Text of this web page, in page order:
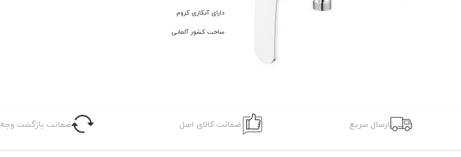
دارای آبکاری کروم
ساخت کشور آلمانی
ارسال سریع ضمانت کالای اصل ضمانت بازگشت وجه